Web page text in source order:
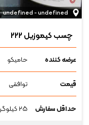
undefined - undefined
چسب کیموزیل ۲۲۲
عرضه کننده حامیکو
قیمت توافقی
حداقل سفارش
۲۵ کیلوگرم (سطل)